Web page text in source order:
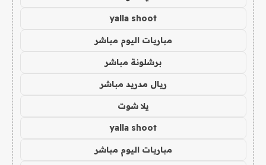
yalla shoot
مباريات اليوم مباشر
برشلونة مباشر
ريال مدريد مباشر
يلا شوت
yalla shoot
مباريات اليوم مباشر